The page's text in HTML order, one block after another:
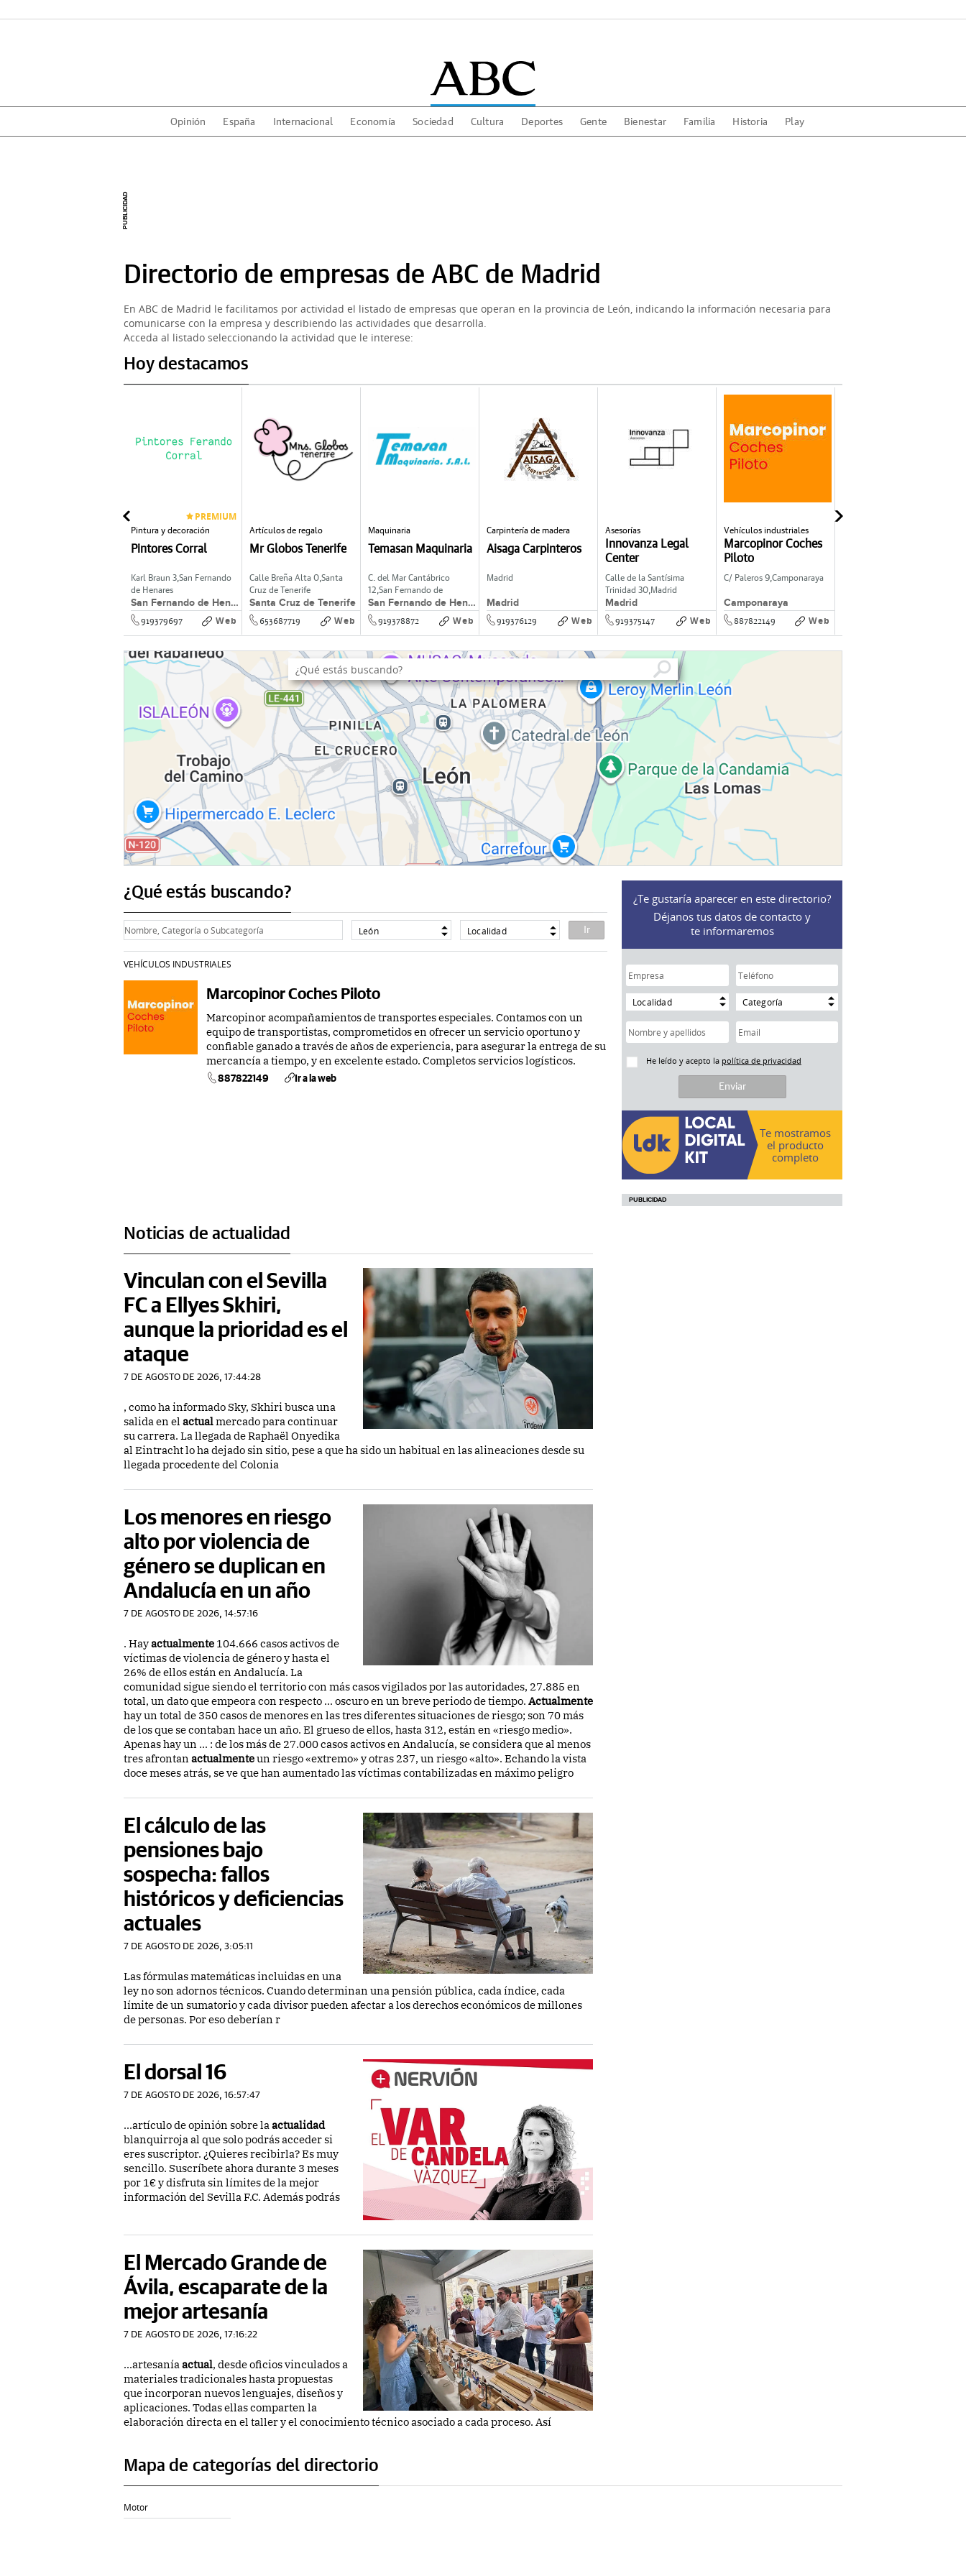
Opinión España Internacional Economía Sociedad Cultura Deportes Gente Bienestar Familia Historia Play
Directorio de empresas de ABC de Madrid
En ABC de Madrid le facilitamos por actividad el listado de empresas que operan en la provincia de León, indicando la información necesaria para
comunicarse con la empresa y describiendo las actividades que desarrolla.
Acceda al listado seleccionando la actividad que le interese:
Hoy destacamos
PREMIUM
Pintura y decoración
Pintores Corral
San Fernando de Henares
Karl Braun 3, San Fernando
de Henares
919379697 Web
Artículos de regalo
Mr Globos Tenerife
Santa Cruz de Tenerife
Calle Breña Alta 0, Santa
Cruz de Tenerife
653687719 Web
Maquinaria
Temasan Maquinaria
San Fernando de Henares
C. del Mar Cantábrico
12, San Fernando de
Henares
919378872 Web
Carpintería de madera
Aisaga Carpinteros
Madrid
Madrid
919376129 Web
Asesorías
Innovanza Legal
Center
Madrid
Calle de la Santísima
Trinidad 30, Madrid
919375147 Web
Vehículos industriales
Marcopinor Coches
Piloto
Camponaraya
C/ Paleros 9, Camponaraya
887822149 Web
¿Qué estás buscando?
León Localidad
VEHÍCULOS INDUSTRIALES
Marcopinor Coches Piloto
Marcopinor acompañamientos de transportes especiales. Contamos con un
equipo de transportistas, comprometidos en ofrecer un servicio oportuno y
confiable ganado a través de años de experiencia, para asegurar la entrega de su
mercancía a tiempo, y en excelente estado. Completos servicios logísticos.
887822149 Ir a la web
¿Te gustaría aparecer en este directorio?
Déjanos tus datos de contacto y
te informaremos
Localidad Categoría
He leído y acepto la política de privacidad
Te mostramos
el producto
completo
Noticias de actualidad
Vinculan con el Sevilla
FC a Ellyes Skhiri,
aunque la prioridad es el
ataque
7 DE AGOSTO DE 2026, 17:44:28
, como ha informado Sky, Skhiri busca una
salida en el actualmercado para continuar
su carrera. La llegada de Raphaël Onyedika
al Eintracht lo ha dejado sin sitio, pese a que ha sido un habitual en las alineaciones desde su
llegada procedente del Colonia
Los menores en riesgo
alto por violencia de
género se duplican en
Andalucía en un año
7 DE AGOSTO DE 2026, 14:57:16
. Hayactualmente104.666 casos activos de
víctimas de violencia de género y hasta el
26% de ellos están en Andalucía. La
comunidad sigue siendo el territorio con más casos vigilados por las autoridades, 27.885 en
total, un dato que empeora con respecto ... oscuro en un breve periodo de tiempo.Actualmente
hay un total de 350 casos de menores en las tres diferentes situaciones de riesgo; son 70 más
de los que se contaban hace un año. El grueso de ellos, hasta 312, están en «riesgo medio».
Apenas hay un ... : de los más de 27.000 casos activos en Andalucía, se considera que al menos
tres afrontan actualmenteun riesgo «extremo» y otras 237, un riesgo «alto». Echando la vista
doce meses atrás, se ve que han aumentado las víctimas contabilizadas en máximo peligro
El cálculo de las
pensiones bajo
sospecha: fallos
históricos y deficiencias
actuales
7 DE AGOSTO DE 2026, 3:05:11
Las fórmulas matemáticas incluidas en una
ley no son adornos técnicos. Cuando determinan una pensión pública, cada índice, cada
límite de un sumatorio y cada divisor pueden afectar a los derechos económicos de millones
de personas. Por eso deberían r
El dorsal 16
7 DE AGOSTO DE 2026, 16:57:47
...artículo de opinión sobre laactualidad
blanquirroja al que solo podrás acceder si
eres suscriptor. ¿Quieres recibirla? Es muy
sencillo. Suscríbete ahora durante 3 meses
por 1€ y disfruta sin límites de la mejor
información del Sevilla F.C. Además podrás
El Mercado Grande de
Ávila, escaparate de la
mejor artesanía
7 DE AGOSTO DE 2026, 17:16:22
...artesaníaactual, desde oficios vinculados a
materiales tradicionales hasta propuestas
que incorporan nuevos lenguajes, diseños y
aplicaciones. Todas ellas comparten la
elaboración directa en el taller y el conocimiento técnico asociado a cada proceso. Así
Mapa de categorías del directorio
Motor